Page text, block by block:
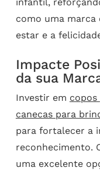
infantil,
como uma marca
estar e a
Impacte
da sua
Investir em copos
canecas para
para fortalecer a
reconhecimento.
uma excelente